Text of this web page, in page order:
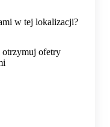
w tej lokalizacji?
otrzymuj ofetry